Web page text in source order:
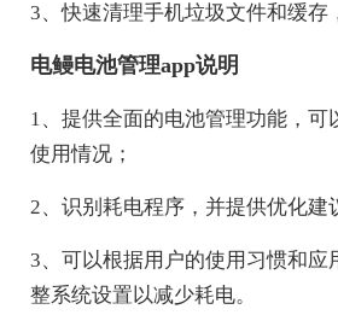
3、快速清理手机垃圾文件和缓存
电鳗电池管理app说明
1、提供全面的电池管理功能，可
使用情况；
2、识别耗电程序，并提供优化建
3、可以根据用户的使用习惯和应
整系统设置以减少耗电。